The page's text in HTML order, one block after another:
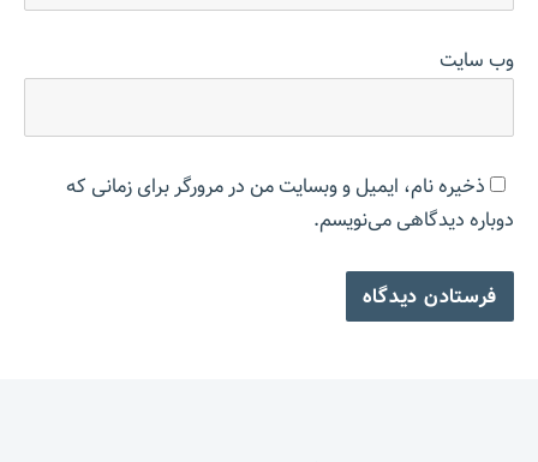
وب‌ سایت
ذخیره نام، ایمیل و وبسایت من در مرورگر برای زمانی که
دوباره دیدگاهی می‌نویسم.